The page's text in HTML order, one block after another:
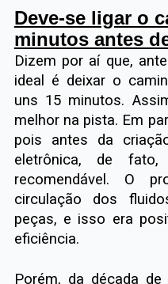
Deve-se ligar o
minutos antes
Dizem por aí que,
ideal é deixar o
uns 15 minutos.
melhor na pista. Em
pois antes da
eletrônica, de
recomendável. O
circulação dos
peças, e isso era
eficiência.
Porém, da década